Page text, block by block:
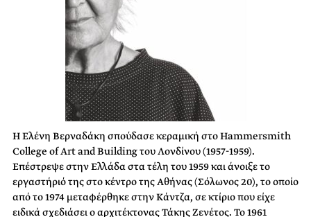
Η Ελένη Βερναδάκη σπούδασε κεραμική στο Hammersmith
College of Art and Building του Λονδίνου (1957-1959).
Επέστρεψε στην Ελλάδα στα τέλη του 1959 και άνοιξε το
εργαστήριό της στο κέντρο της Αθήνας (Σόλωνος 20), το οποίο
από το 1974 μεταφέρθηκε στην Κάντζα, σε κτίριο που είχε
ειδικά σχεδιάσει ο αρχιτέκτονας Τάκης Ζενέτος. Το 1961